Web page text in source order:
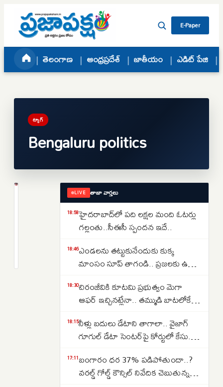
Skip to content
E-Paper
తెలంగాణ ఆంధ్రప్రదేశ్ జాతీయం ఎడిట్ పేజి
ట్యాగ్
Bengaluru politics
LIVE తాజా వార్తలు
18:58హైదరాబాద్‌లో పది లక్షల మంది ఓటర్లు
గల్లంతు..సీఈసీ స్పందన ఇదే..
18:46ఎండలను తట్టుకునేందుకు కుక్క
మాంసం సూప్ తాగండి.. ప్రజలకు ఉత్తర
18:30చిరంజీవికి కూటమి ప్రభుత్వం మెగా
ఆఫర్ ఇచ్చినట్లేనా.. తమ్ముడి బాటలోకే
18:15నీళ్లు బదులు డేటాని తాగాలా.. వైజాగ్
గూగుల్ డేటా సెంటర్‌పై కోర్టులో కేసు..
17:11బంగారం ధర 37% పడిపోతుందా..?
వరల్డ్ గోల్డ్ కౌన్సిల్ నివేదిక చెబుతున్న